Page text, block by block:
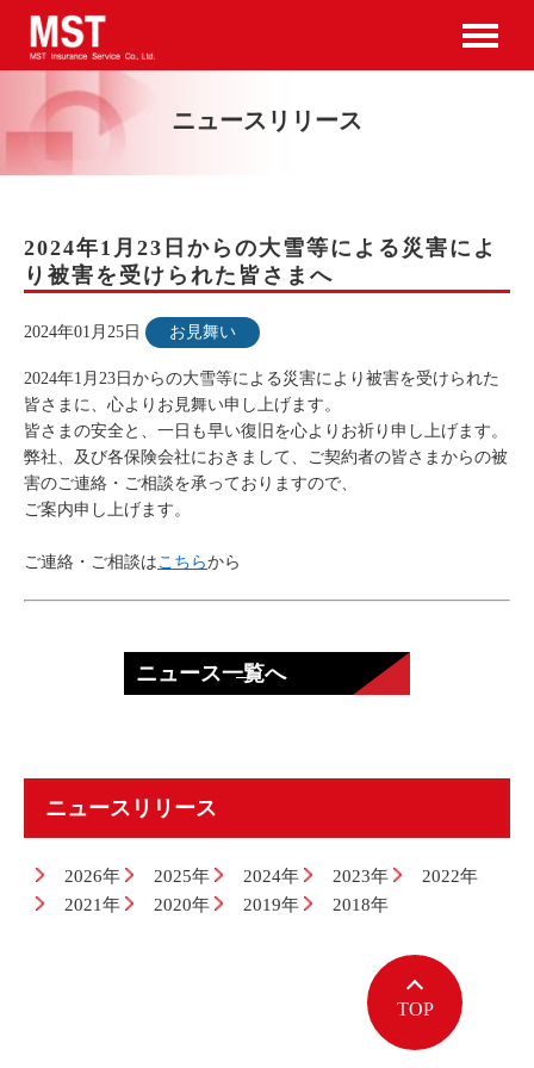
ニュースリリース
2024年1月23日からの大雪等による災害によ
り被害を受けられた皆さまへ
2024年01月25日 お見舞い
2024年1月23日からの大雪等による災害により被害を受けられた
皆さまに、心よりお見舞い申し上げます。
皆さまの安全と、一日も早い復旧を心よりお祈り申し上げます。
弊社、及び各保険会社におきまして、ご契約者の皆さまからの被
害のご連絡・ご相談を承っておりますので、
ご案内申し上げます。
ご連絡・ご相談はこちらから
ニュース一覧へ
ニュースリリース
2026年 2025年 2024年 2023年
2022年
2021年
2020年 2019年 2018年
TOP